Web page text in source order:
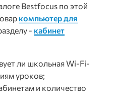
Bestfocus по этой
компьютер для
- кабинет
ли школьная Wi-Fi-
уроков;
и количество